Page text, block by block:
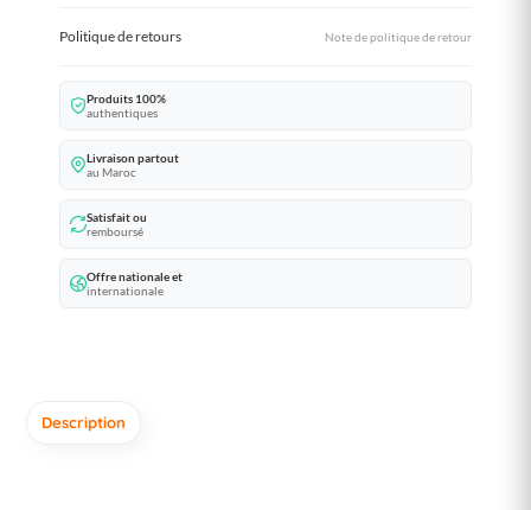
Politique de retours Note de politique de retour
Produits 100%
authentiques
Livraison partout
au Maroc
Satisfait ou
remboursé
Offre nationale et
internationale
Description